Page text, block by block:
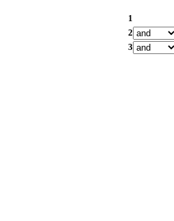
1
2
3